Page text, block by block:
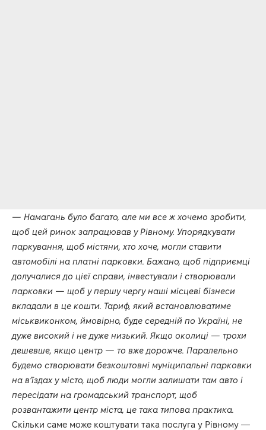
— Намагань було багато, але ми все ж хочемо зробити,
щоб цей ринок запрацював у Рівному. Упорядкувати
паркування, щоб містяни, хто хоче, могли ставити
автомобілі на платні парковки. Бажано, щоб підприємці
долучалися до цієї справи, інвестували і створювали
парковки — щоб у першу чергу наші місцеві бізнеси
вкладали в це кошти. Тариф, який встановлюватиме
міськвиконком, ймовірно, буде середній по Україні, не
дуже високий і не дуже низький. Якщо околиці — трохи
дешевше, якщо центр — то вже дорожче. Паралельно
будемо створювати безкоштовні муніципальні парковки
на в’їздах у місто, щоб люди могли залишати там авто і
пересідати на громадський транспорт, щоб
розвантажити центр міста, це така типова практика.
Скільки саме може коштувати така послуга у Рівному —